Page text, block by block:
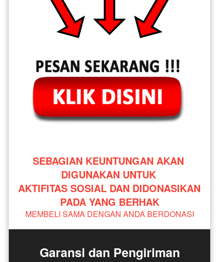
SEBAGIAN KEUNTUNGAN AKAN
DIGUNAKAN UNTUK
AKTIFITAS SOSIAL DAN DIDONASIKAN
PADA YANG BERHAK
MEMBELI SAMA DENGAN ANDA BERDONASI
Garansi dan Pengiriman